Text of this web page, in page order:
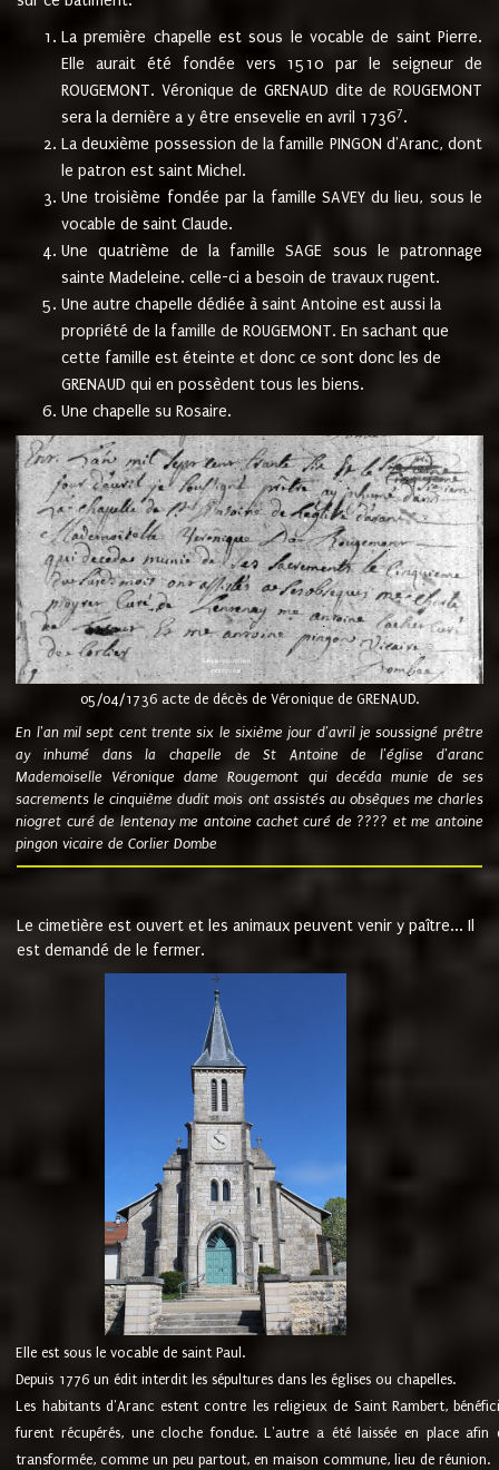
La première chapelle est sous le vocable de saint Pierre.
Elle aurait été fondée vers 1510 par le seigneur de
ROUGEMONT. Véronique de GRENAUD dite de ROUGEMONT
sera la dernière a y être ensevelie en avril 17367.
La deuxième possession de la famille PINGON d'Aranc, dont
le patron est saint Michel.
Une troisième fondée par la famille SAVEY du lieu, sous le
vocable de saint Claude.
Une quatrième de la famille SAGE sous le patronnage
sainte Madeleine. celle-ci a besoin de travaux rugent.
Une autre chapelle dédiée à saint Antoine est aussi la
propriété de la famille de ROUGEMONT. En sachant que
cette famille est éteinte et donc ce sont donc les de
GRENAUD qui en possèdent tous les biens.
Une chapelle su Rosaire.
05/04/1736 acte de décès de Véronique de GRENAUD.
En l'an mil sept cent trente six le sixième jour d'avril je soussigné prêtre
ay inhumé dans la chapelle de St Antoine de l'église d'aranc
Mademoiselle Véronique dame Rougemont qui decéda munie de ses
sacrements le cinquième dudit mois ont assistés au obsèques me charles
niogret curé de lentenay me antoine cachet curé de ???? et me antoine
pingon vicaire de Corlier Dombe
Le cimetière est ouvert et les animaux peuvent venir y paître... Il
est demandé de le fermer.
Elle est sous le vocable de saint Paul.
Depuis 1776 un édit interdit les sépultures dans les églises ou chapelles.
Les habitants d'Aranc estent contre les religieux de Saint Rambert,
furent récupérés, une cloche fondue. L'autre a été laissée en place
transformée, comme un peu partout, en maison commune, lieu de réunion.